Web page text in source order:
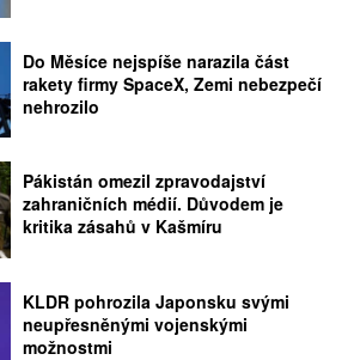
Do Měsíce nejspíše narazila část
rakety firmy SpaceX, Zemi nebezpečí
nehrozilo
Pákistán omezil zpravodajství
zahraničních médií. Důvodem je
kritika zásahů v Kašmíru
KLDR pohrozila Japonsku svými
neupřesněnými vojenskými
možnostmi